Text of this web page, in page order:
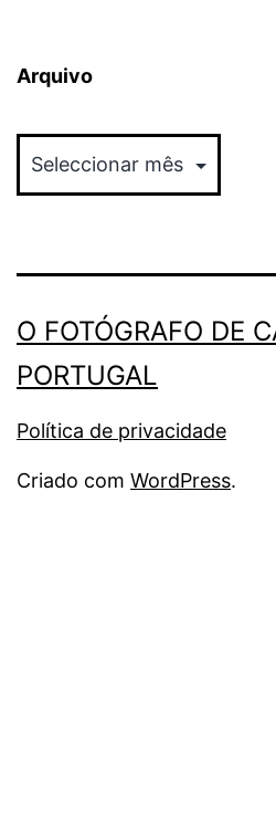
Arquivo
O FOTÓGRAFO DE
PORTUGAL
Política de privacidade
Criado com WordPress.